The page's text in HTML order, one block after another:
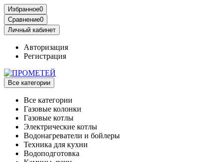
Избранное0
Сравнение0
Личный кабинет
Авторизация
Регистрация
Все категории
Все категории
Газовые колонки
Газовые котлы
Электрические котлы
Водонагреватели и бойлеры
Техника для кухни
Водоподготовка